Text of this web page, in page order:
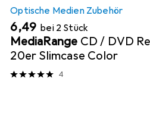
Optische Medien Zubehör
EUR
6,49 bei 2 Stück
MediaRange CD / DVD
20er Slimcase Color
4